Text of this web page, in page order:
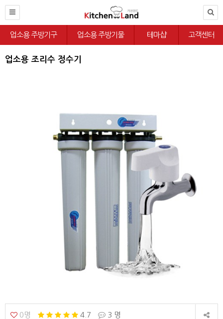
업소용 주방기구 업소용 주방기물 테마샵 고객센터
업소용 조리수 정수기
0명 4.7 3 명